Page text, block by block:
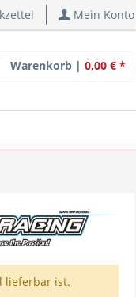
Mein Konto
Warenkorb | 0,00 € *
lieferbar ist.